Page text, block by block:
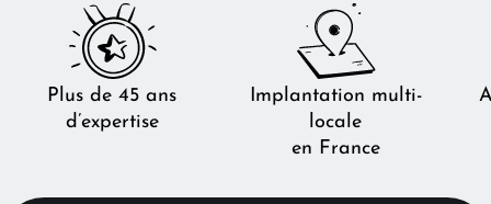
Plus de 45 ans
d’expertise
Implantation multi-
locale
en France